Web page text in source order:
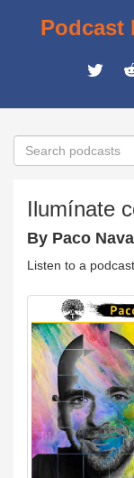
Podcast
Ilumínate
By Paco
Listen to a